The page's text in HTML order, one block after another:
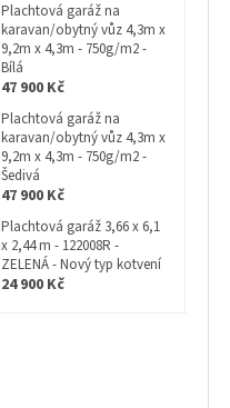
Plachtová garáž na
karavan/obytný vůz 4,3m x
9,2m x 4,3m - 750g/m2 -
Bílá
47 900 Kč
Plachtová garáž na
karavan/obytný vůz 4,3m x
9,2m x 4,3m - 750g/m2 -
Šedivá
47 900 Kč
Plachtová garáž 3,66 x 6,1
x 2,44 m - 122008R -
ZELENÁ - Nový typ kotvení
24 900 Kč